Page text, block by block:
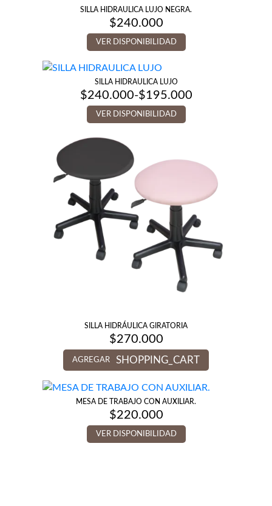
SILLA HIDRAULICA LUJO NEGRA.
$240.000
VER DISPONIBILIDAD
SILLA HIDRAULICA LUJO
$195.000
-
$240.000
Rango
de
precios:
desde
VER DISPONIBILIDAD
SILLA HIDRÁULICA GIRATORIA
$270.000
AGREGAR SHOPPING_CART
MESA DE TRABAJO CON AUXILIAR.
$220.000
VER DISPONIBILIDAD